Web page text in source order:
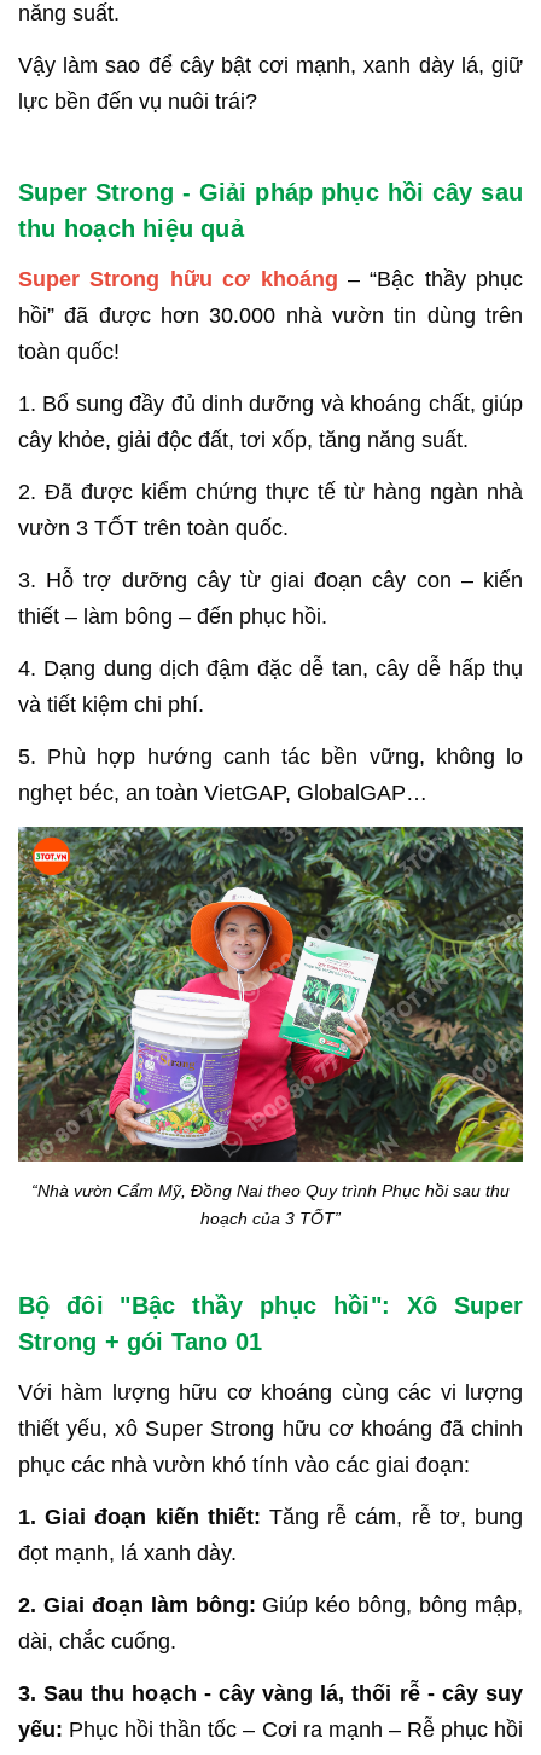
năng suất.
Vậy làm sao để cây bật cơi mạnh, xanh dày lá, giữ
lực bền đến vụ nuôi trái?
Super Strong - Giải pháp phục hồi cây sau
thu hoạch hiệu quả
Super Strong hữu cơ khoáng – “Bậc thầy phục
hồi” đã được hơn 30.000 nhà vườn tin dùng trên
toàn quốc!
1. Bổ sung đầy đủ dinh dưỡng và khoáng chất, giúp
cây khỏe, giải độc đất, tơi xốp, tăng năng suất.
2. Đã được kiểm chứng thực tế từ hàng ngàn nhà
vườn 3 TỐT trên toàn quốc.
3. Hỗ trợ dưỡng cây từ giai đoạn cây con – kiến
thiết – làm bông – đến phục hồi.
4. Dạng dung dịch đậm đặc dễ tan, cây dễ hấp thụ
và tiết kiệm chi phí.
5. Phù hợp hướng canh tác bền vững, không lo
nghẹt béc, an toàn VietGAP, GlobalGAP…
“Nhà vườn Cẩm Mỹ, Đồng Nai theo Quy trình Phục hồi sau thu
hoạch của 3 TỐT”
Bộ đôi "Bậc thầy phục hồi": Xô Super
Strong + gói Tano 01
Với hàm lượng hữu cơ khoáng cùng các vi lượng
thiết yếu, xô Super Strong hữu cơ khoáng đã chinh
phục các nhà vườn khó tính vào các giai đoạn:
1. Giai đoạn kiến thiết: Tăng rễ cám, rễ tơ, bung
đọt mạnh, lá xanh dày.
2. Giai đoạn làm bông: Giúp kéo bông, bông mập,
dài, chắc cuống.
3. Sau thu hoạch - cây vàng lá, thối rễ - cây suy
yếu: Phục hồi thần tốc – Cơi ra mạnh – Rễ phục hồi